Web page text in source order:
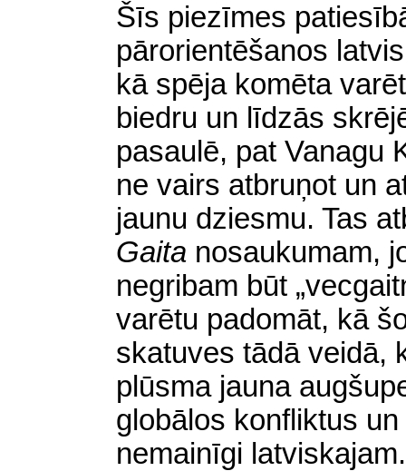
Šīs piezīmes
pārorientēšanos
kā spēja komēta
biedru un līdzās
pasaulē, pat Vanagu
ne vairs atbruņot un
jaunu dziesmu. Tas
Gaita nosaukumam,
negribam būt „
varētu padomāt, kā
skatuves tādā veidā,
plūsma jauna
globālos konfliktus
nemainīgi latviskajam.